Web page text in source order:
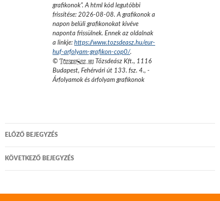
grafikonok”.A html kód legutóbbi
frissítése: 2026-08-08. A grafikonok a
napon belüli grafikonokat kivéve
naponta frissülnek. Ennek az oldalnak
a linkje: https://www.tozsdeasz.hu/eur-
huf-arfolyam-grafikon-cop0/.
©
Tőzsdeász Kft., 1116
Budapest, Fehérvári út 133. fsz. 4., -
Árfolyamok és árfolyam grafikonok
Bejegyzés
navigáció
ELŐZŐ BEJEGYZÉS
KÖVETKEZŐ BEJEGYZÉS